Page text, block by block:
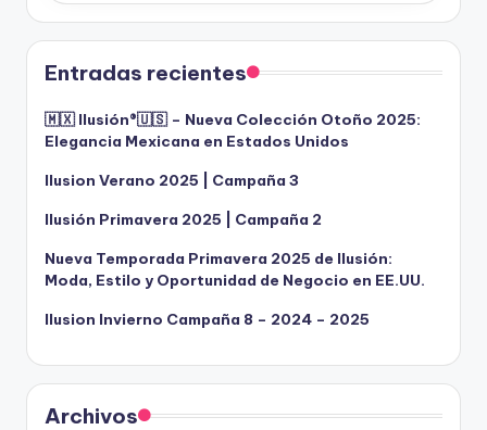
Entradas recientes
🇲🇽 Ilusión®️🇺🇸 – Nueva Colección Otoño 2025:
Elegancia Mexicana en Estados Unidos
Ilusion Verano 2025 | Campaña 3
Ilusión Primavera 2025 | Campaña 2
Nueva Temporada Primavera 2025 de Ilusión:
Moda, Estilo y Oportunidad de Negocio en EE.UU.
Ilusion Invierno Campaña 8 – 2024 – 2025
Archivos